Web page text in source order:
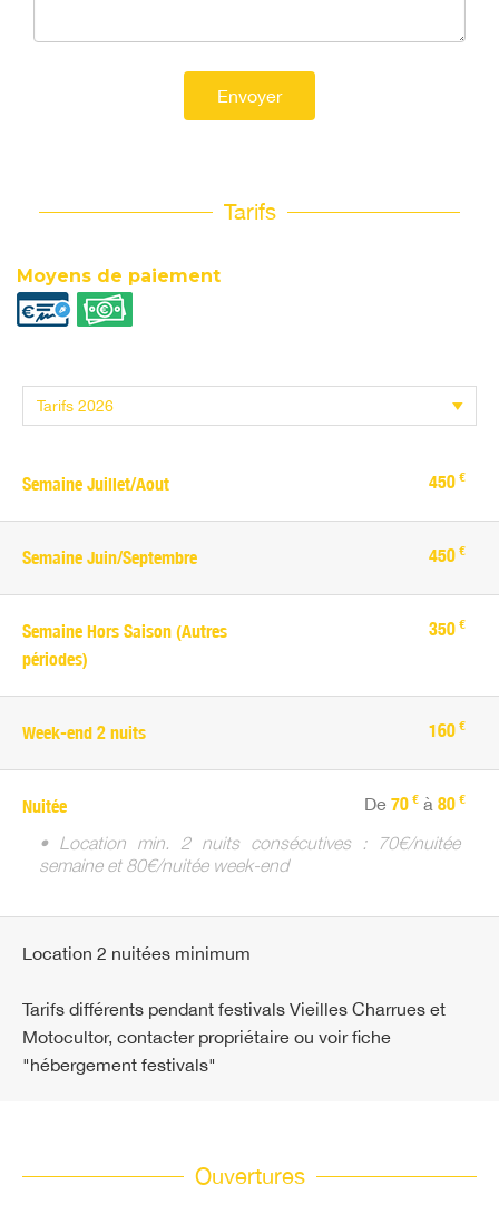
Envoyer
Tarifs
Moyens de paiement
Semaine Juillet/Aout 450 €
Semaine Juin/Septembre 450 €
Semaine Hors Saison (Autres
périodes)
350 €
Week-end 2 nuits 160 €
Nuitée De 70 € à 80 €
• Location min. 2 nuits consécutives : 70€/nuitée
semaine et 80€/nuitée week-end
Location 2 nuitées minimum
Tarifs différents pendant festivals Vieilles Charrues et
Motocultor, contacter propriétaire ou voir fiche
"hébergement festivals"
Ouvertures